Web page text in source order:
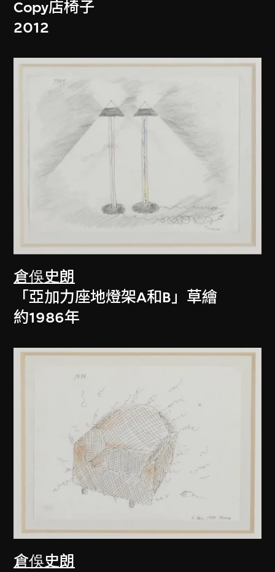
Copy店椅子
2012
倉俁史朗
「亞加力座地燈架A和B」草繪
約1986年
倉俁史朗